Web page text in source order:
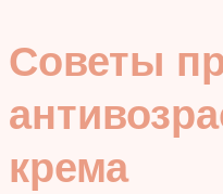
Советы
крема